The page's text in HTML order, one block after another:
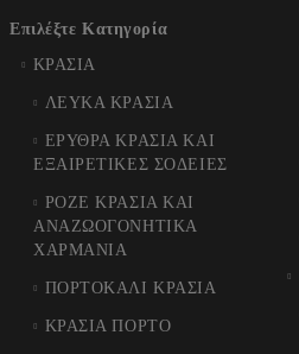
Επιλέξτε Κατηγορία
ΚΡΑΣΙΑ
ΛΕΥΚΑ ΚΡΑΣΙΑ
ΕΡΥΘΡΑ ΚΡΑΣΙΑ ΚΑΙ
ΕΞΑΙΡΕΤΙΚΕΣ ΣΟΔΕΙΕΣ
ΡΟΖΕ ΚΡΑΣΙΑ ΚΑΙ
ΑΝΑΖΩΟΓΟΝΗΤΙΚΑ
ΧΑΡΜΑΝΙΑ
ΠΟΡΤΟΚΑΛΙ ΚΡΑΣΙΑ
ΚΡΑΣΙΑ ΠΟΡΤΟ